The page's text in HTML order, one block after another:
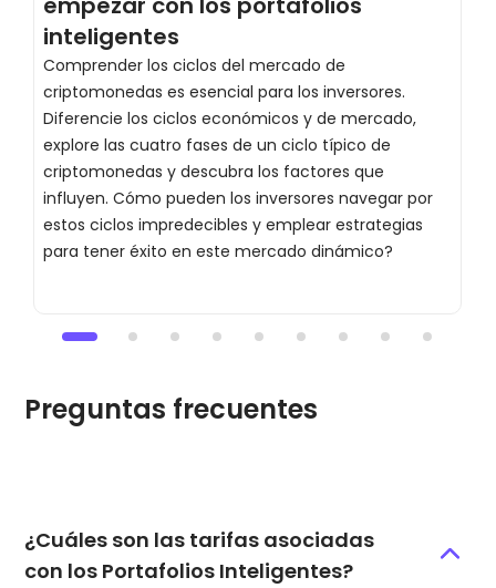
inteligentes
Comprender los ciclos del mercado de
criptomonedas es esencial para los inversores.
Diferencie los ciclos económicos y de mercado,
explore las cuatro fases de un ciclo típico de
criptomonedas y descubra los factores que
influyen. Cómo pueden los inversores navegar por
estos ciclos impredecibles y emplear estrategias
para tener éxito en este mercado dinámico?
Preguntas frecuentes
¿Cuáles son las tarifas asociadas
con los Portafolios Inteligentes?